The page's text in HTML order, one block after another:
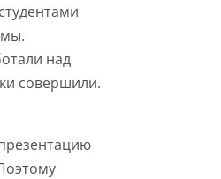
над
совершили.